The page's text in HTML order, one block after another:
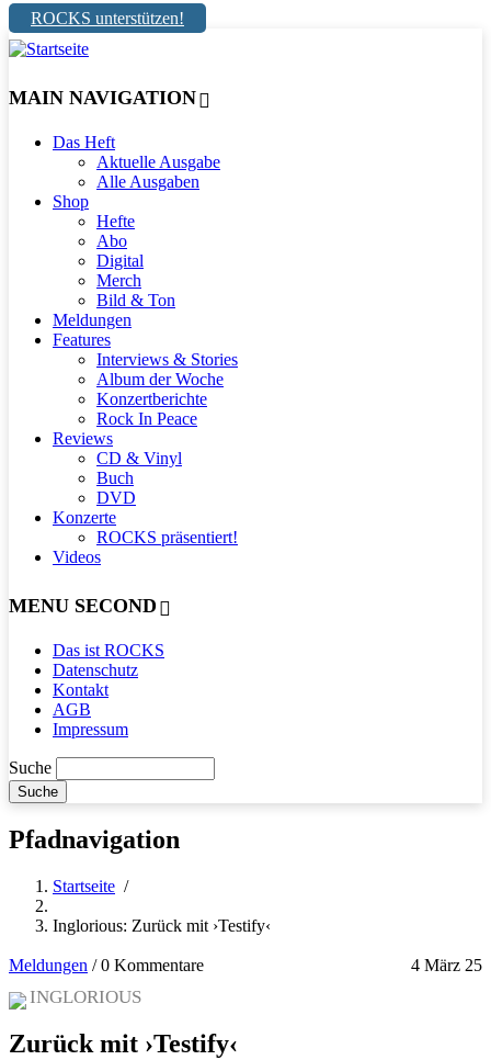
ROCKS unterstützen!
MAIN NAVIGATION
Das Heft
Aktuelle Ausgabe
Alle Ausgaben
Shop
Hefte
Abo
Digital
Merch
Bild & Ton
Meldungen
Features
Interviews & Stories
Album der Woche
Konzertberichte
Rock In Peace
Reviews
CD & Vinyl
Buch
DVD
Konzerte
ROCKS präsentiert!
Videos
MENU SECOND
Das ist ROCKS
Datenschutz
Kontakt
AGB
Impressum
Suche
Pfadnavigation
Startseite /
Inglorious: Zurück mit ›Testify‹
Meldungen 4 März 25
/0 Kommentare
INGLORIOUS
Zurück mit ›Testify‹